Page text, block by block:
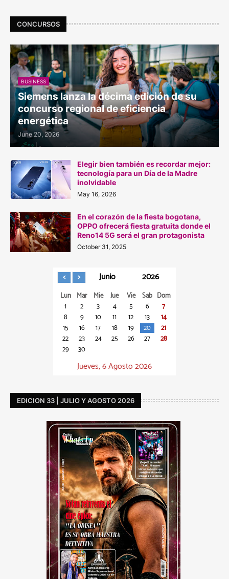
CONCURSOS
BUSINESS
Siemens lanza la décima edición de su
concurso regional de eficiencia
energética
June 20, 2026
Elegir bien también es recordar mejor:
tecnología para un Día de la Madre
inolvidable
May 16, 2026
En el corazón de la fiesta bogotana,
OPPO ofrecerá fiesta gratuita donde el
Reno14 5G será el gran protagonista
October 31, 2025
Junio 2026
Lun Mar Mie Jue Vie Sab Dom
1
2 3 4 5 6
7
8
9 10 11 12 13
14
15
16 17 18 19 20
21
22
23 24 25 26 27
28
29
30
Jueves, 6 Agosto 2026
EDICION 33 | JULIO Y AGOSTO 2026